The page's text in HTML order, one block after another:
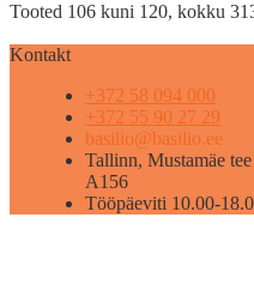
Tooted 106 kuni 120, kokku
Kontakt
+372 58 094 000
+372 55 90 27 29
basilio@basilio.ee
Tallinn, Mustamäe
A156
Tööpäeviti 10.00-